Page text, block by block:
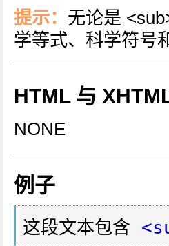
提示： 无论是
学等式、科学符号
HTML 与
NONE
例子
这段文本包含